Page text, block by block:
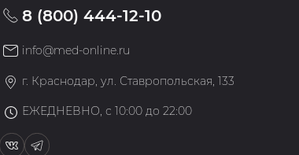
8 (800) 444-12-10
info@med-online.ru
г. Краснодар, ул. Ставропольская, 133
ЕЖЕДНЕВНО, с 10:00 до 22:00